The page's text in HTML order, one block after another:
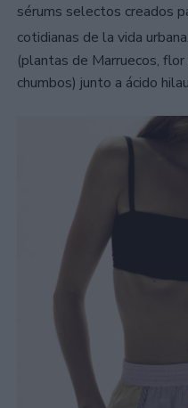
sérums selectos creados
cotidianas de la vida urbana.
(plantas de Marruecos,
chumbos) junto a ácido